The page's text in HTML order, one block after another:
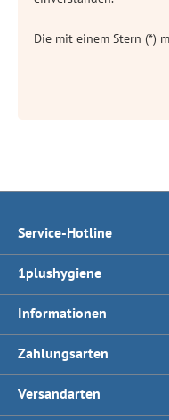
Die mit einem Stern (*)
Service-Hotline
1plushygiene
Informationen
Zahlungsarten
Versandarten